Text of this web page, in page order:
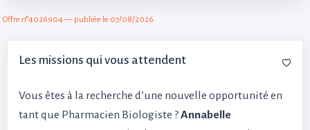
Offre n°4026904 — publiée le 07/08/2026
Les missions qui vous attendent
Vous êtes à la recherche d’une nouvelle opportunité en
tant que Pharmacien Biologiste ?Annabelle